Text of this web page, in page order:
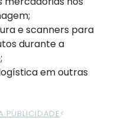
e scanners para
durante a
em outras
PUBLICIDADE<